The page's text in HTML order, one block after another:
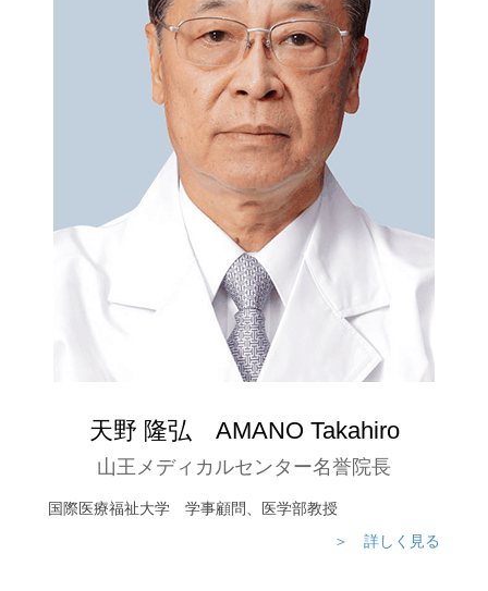
天野 隆弘 AMANO Takahiro
山王メディカルセンター名誉院長
国際医療福祉大学 学事顧問、医学部教授
＞ 詳しく見る